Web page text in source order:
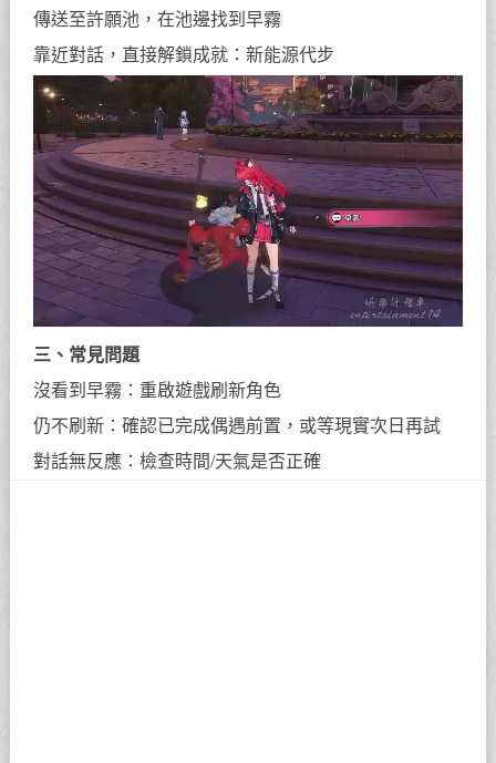
傳送至許願池，在池邊找到早霧
靠近對話，直接解鎖成就：新能源代步
三、常見問題
沒看到早霧：重啟遊戲刷新角色
仍不刷新：確認已完成偶遇前置，或等現實次日再試
對話無反應：檢查時間/天氣是否正確